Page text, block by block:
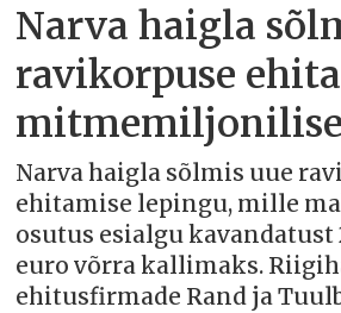
Narva haigla
ravikorpuse
Narva haigla sõlmis uue
ehitamise lepingu, mille
osutus esialgu
euro võrra kallimaks.
ehitusfirmade Rand ja